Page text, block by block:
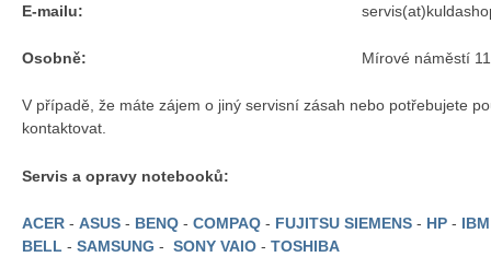
E-mailu:
Osobně: Mírové náměstí
V případě, že máte zájem o jiný servisní zásah nebo potřebujete
kontaktovat.
Servis a opravy notebooků:
ACER - ASUS - BENQ - COMPAQ - FUJITSU SIEMENS - HP -
BELL - SAMSUNG - SONY VAIO - TOSHIBA